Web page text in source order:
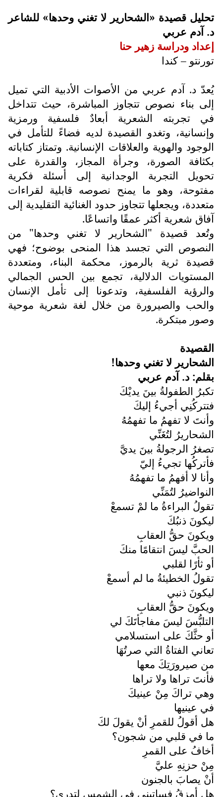
تحليل قصيدة «الشحارير لا تغني وحدها» للشاعر
د. آدم عربي
إعداد ودراسة زهير حنا
تورنتو – كندا
يُعدّ د. آدم عربي من الأصوات الأدبية التي تميل
إلى بناء نصوص تتجاوز المباشرة، حيث تتداخل
في تجربته الشعرية أبعادٌ فلسفية ورمزية
وإنسانية، وتغدو القصيدة لديه فضاءً للتأمل في
الوجود والهوية والعلاقات الإنسانية. وتمتاز كتاباته
بكثافة الصورة، وجرأة المجاز، والقدرة على
تحويل التجربة الوجدانية إلى أسئلة فكرية
مفتوحة، وهو ما يمنح نصوصه قابلية لقراءات
متعددة، ويجعلها تتجاوز حدود الغنائية التقليدية إلى
آفاق شعرية أكثر عمقًا واتساعًا.
وتُعد قصيدة "الشحارير لا تغني وحدها" من
النصوص التي تجسد هذا المنحى بوضوح؛ فهي
قصيدة ثرية بالرموز، محكمة البناء، ومتعددة
المستويات الدلالية، تجمع بين الحس الجمالي
والرؤية الفلسفية، وتدعونا إلى تأمل الإنسان
والحب والصيرورة من خلال لغة شعرية موحية
وصور مبتكرة.
القصيدة
الشحارير لا تغني وحدها!
بقلم: د. آدم عربي
تكبرُ الطفولةُ بينَ يديْكَ
فتتركُنِي أجيءُ إليكَ
وأنتَ لا تفهمُ ما تفهمُهُ
الشحاريرُ لتُغَنِّي
تصغرُ الرجولةُ بينَ يديَّ
فأتركُها تجيءُ إليّ
وأنا لا أفهمُ ما تفهمُهُ
النواضيرُ لتُمَنِّي
تقولُ البراءةُ ما لمْ تسمعْ
ليكونَ ذنبُكَ
ويكونَ حقُّ العقابِ
الحبَّ ليسَ انتقامًا منكَ
أو ثأرًا لقلبي
تقولُ الخطيئةُ ما لم أسمعْ
ليكونَ ذنبي
ويكونَ حقُّ العقابِ
التلبُّسَ ليسَ مفاجأتَكَ لي
أو حثَّكَ على استسلامي
تعاني الفتاةُ التي صرتُهَا
من صيرورَتِكَ معها
فأنتَ تراها ولا تراها
وهي تراكَ مِنْ عينيكَ
في عينيها
هل أقولُ للقمرِ أنْ يقولَ لكَ
ما في قلبي من شجون؟
أخافُ على القمرِ
مِنْ حزنِهِ عليَّ
أنْ يصابَ بالجنون
هل أمزقُ فساتيني في الشمسِ لتدري؟